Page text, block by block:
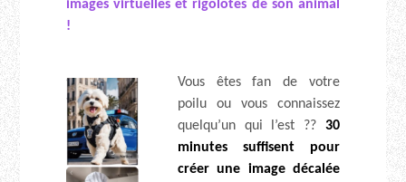
images virtuelles et rigolotes de son animal
!
Vous êtes fan de votre
poilu ou vous connaissez
quelqu’un qui l’est ??30
minutes suffisent pour
créer une image décalée